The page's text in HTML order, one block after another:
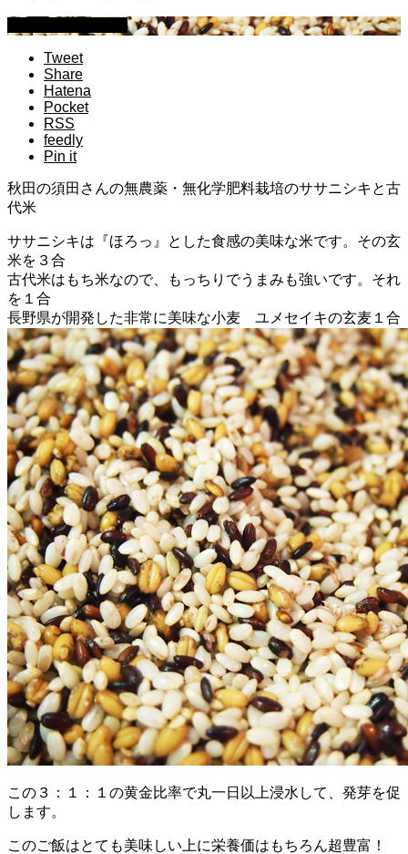
Tweet
Share
Hatena
Pocket
RSS
feedly
Pin it
秋田の須田さんの無農薬・無化学肥料栽培のササニシキと古
代米
ササニシキは『ほろっ』とした食感の美味な米です。その玄
米を３合
古代米はもち米なので、もっちりでうまみも強いです。それ
を１合
長野県が開発した非常に美味な小麦 ユメセイキの玄麦１合
この３：１：１の黄金比率で丸一日以上浸水して、発芽を促
します。
このご飯はとても美味しい上に栄養価はもちろん超豊富！